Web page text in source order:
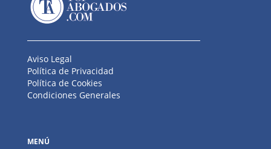
Aviso Legal
Política de Privacidad
Política de Cookies
Condiciones Generales
MENÚ